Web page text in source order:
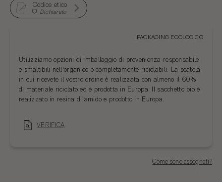
Codice etico
Dichiarato
PACKAGING ECOLOGICO
Utilizziamo opzioni di imballaggio di provenienza responsabile
e smaltibili nell'organico o completamente riciclabili. La scatola
in cui ricevete il vostro ordine è realizzata con almeno il 60%
di materiale riciclato ed è prodotta in Europa. Il sacchetto bio è
realizzato in resina di amido e prodotto in Europa.
VERIFICA
Come sono assegnati?